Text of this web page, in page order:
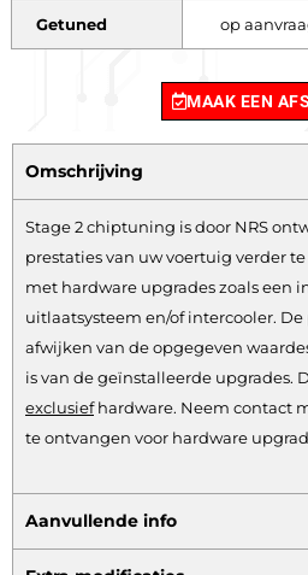
Getuned op
MAAK EEN
Omschrijving
Stage 2 chiptuning is door NRS
prestaties van uw voertuig verder
met hardware upgrades zoals een
uitlaatsysteem en/of intercooler.
afwijken van de opgegeven
is van de geïnstalleerde upgrades.
exclusiefhardware. Neem contact
te ontvangen voor hardware
Aanvullende info